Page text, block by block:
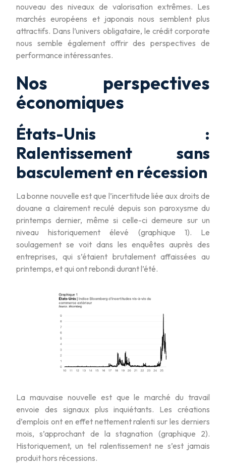
nouveau des niveaux de valorisation extrêmes. Les
marchés européens et japonais nous semblent plus
attractifs. Dans l’univers obligataire, le crédit corporate
nous semble également offrir des perspectives de
performance intéressantes.
Nos perspectives
économiques
États-Unis :
Ralentissement sans
basculement en récession
La bonne nouvelle est que l’incertitude liée aux droits de
douane a clairement reculé depuis son paroxysme du
printemps dernier, même si celle-ci demeure sur un
niveau historiquement élevé (graphique 1). Le
soulagement se voit dans les enquêtes auprès des
entreprises, qui s’étaient brutalement affaissées au
printemps, et qui ont rebondi durant l’été.
La mauvaise nouvelle est que le marché du travail
envoie des signaux plus inquiétants. Les créations
d’emplois ont en effet nettement ralenti sur les derniers
mois, s’approchant de la stagnation (graphique 2).
Historiquement, un tel ralentissement ne s’est jamais
produit hors récessions.